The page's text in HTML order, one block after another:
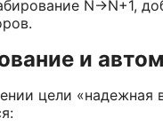
N→N+1,
и
цели «надежная